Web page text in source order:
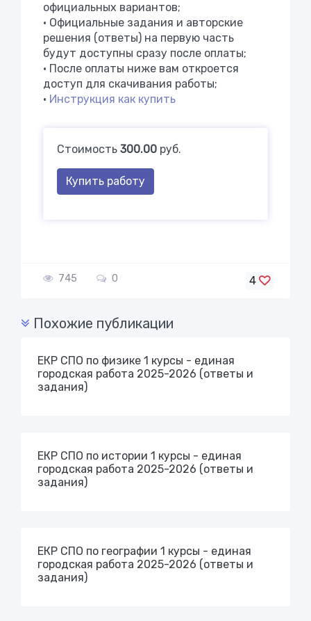
официальных вариантов;
• Официальные задания и авторские
решения (ответы) на первую часть
будут доступны сразу после оплаты;
• После оплаты ниже вам откроется
доступ для скачивания работы;
• Инструкция как купить
Стоимость 300.00 руб.
Купить работу
745 0 4
Похожие публикации
ЕКР СПО по физике 1 курсы - единая
городская работа 2025-2026 (ответы и
задания)
ЕКР СПО по истории 1 курсы - единая
городская работа 2025-2026 (ответы и
задания)
ЕКР СПО по географии 1 курсы - единая
городская работа 2025-2026 (ответы и
задания)